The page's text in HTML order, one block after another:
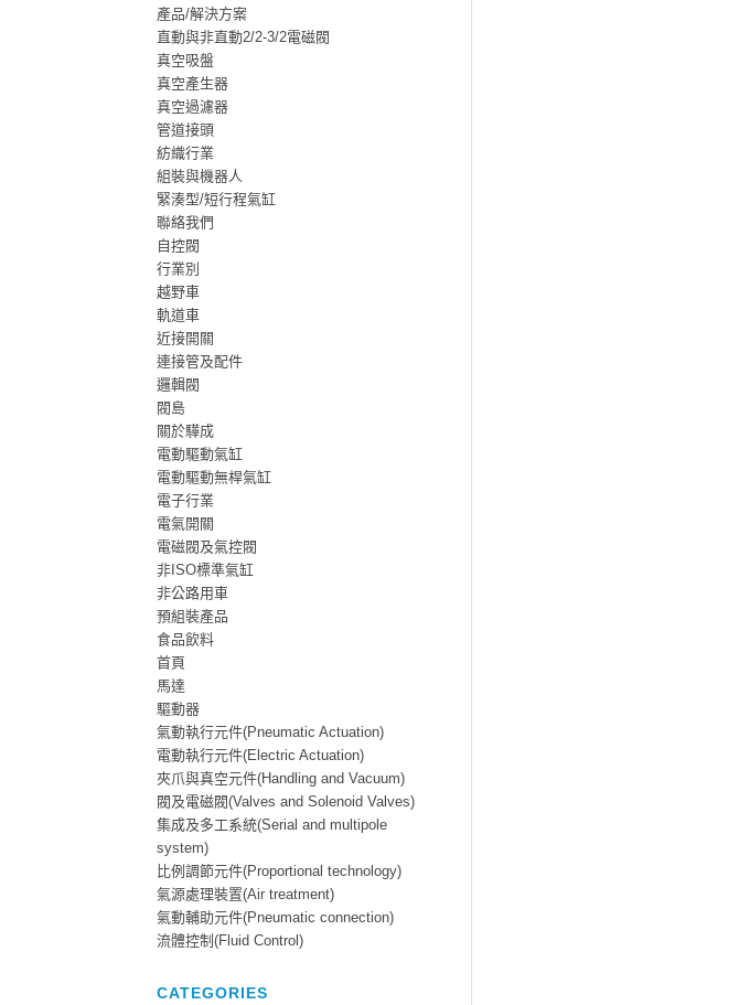
產品/解決方案
直動與非直動2/2-3/2電磁閥
真空吸盤
真空產生器
真空過濾器
管道接頭
紡織行業
組裝與機器人
緊湊型/短行程氣缸
聯絡我們
自控閥
行業別
越野車
軌道車
近接開關
連接管及配件
邏輯閥
閥島
關於驊成
電動驅動氣缸
電動驅動無桿氣缸
電子行業
電氣開關
電磁閥及氣控閥
非ISO標準氣缸
非公路用車
預組裝產品
食品飲料
首頁
馬達
驅動器
氣動執行元件(Pneumatic Actuation)
電動執行元件(Electric Actuation)
夾爪與真空元件(Handling and Vacuum)
閥及電磁閥(Valves and Solenoid Valves)
集成及多工系統(Serial and multipole
system)
比例調節元件(Proportional technology)
氣源處理裝置(Air treatment)
氣動輔助元件(Pneumatic connection)
流體控制(Fluid Control)
CATEGORIES